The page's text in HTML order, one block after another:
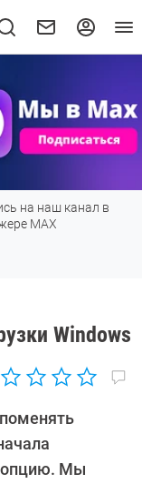
на наш канал в
МАХ
Windows
опцию. Мы